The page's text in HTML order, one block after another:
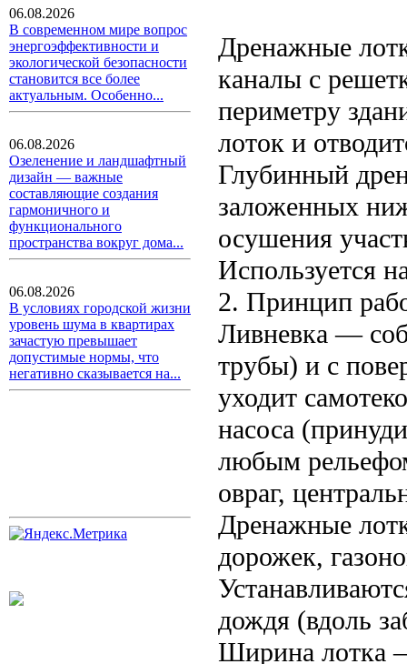
06.08.2026
В современном мире вопрос
энергоэффективности и
экологической безопасности
становится все более
актуальным. Особенно...
06.08.2026
Озеленение и ландшафтный
дизайн — важные
составляющие создания
гармоничного и
функционального
пространства вокруг дома...
06.08.2026
В условиях городской жизни
уровень шума в квартирах
зачастую превышает
допустимые нормы, что
негативно сказывается на...
Дренажные
каналы с
периметру
лоток и
Глубинный
заложенных
осушения
Используется
2. Принцип
Ливневка —
трубы) и с
уходит
насоса
любым
овраг,
Дренажные
дорожек,
дождя (вдоль
Ширина лотка